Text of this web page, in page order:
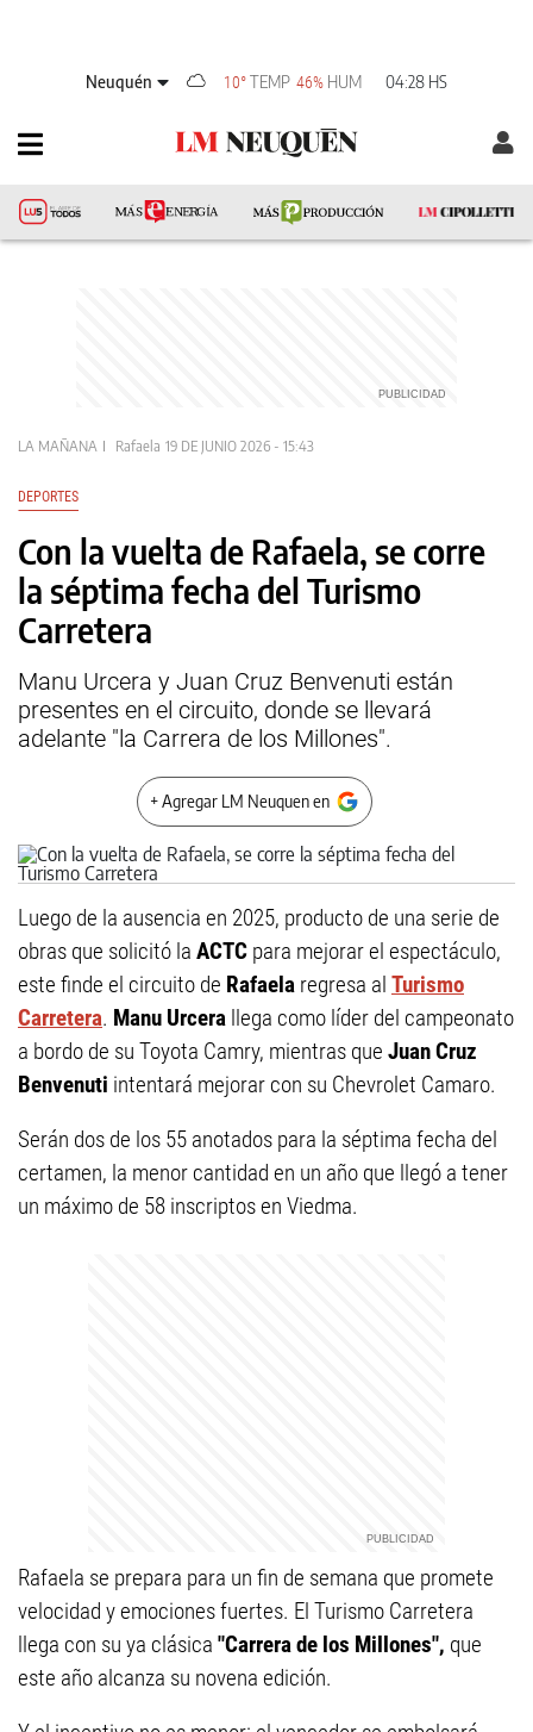
Neuquén 10°TEMP 46% HUM 04:28 HS
LA MAÑANA Rafaela 19 DE JUNIO 2026 - 15:43
DEPORTES
Con la vuelta de Rafaela, se corre
la séptima fecha del Turismo
Carretera
Manu Urcera y Juan Cruz Benvenuti están
presentes en el circuito, donde se llevará
adelante "la Carrera de los Millones".
+ Agregar LM Neuquen en
Luego de la ausencia en 2025, producto de una serie de
obras que solicitó la ACTC para mejorar el espectáculo,
este finde el circuito de Rafaela regresa al Turismo
Carretera. Manu Urcera llega como líder del campeonato
a bordo de su Toyota Camry, mientras que Juan Cruz
Benvenuti intentará mejorar con su Chevrolet Camaro.
Serán dos de los 55 anotados para la séptima fecha del
certamen, la menor cantidad en un año que llegó a tener
un máximo de 58 inscriptos en Viedma.
Rafaela se prepara para un fin de semana que promete
velocidad y emociones fuertes. El Turismo Carretera
llega con su ya clásica "Carrera de los Millones", que
este año alcanza su novena edición.